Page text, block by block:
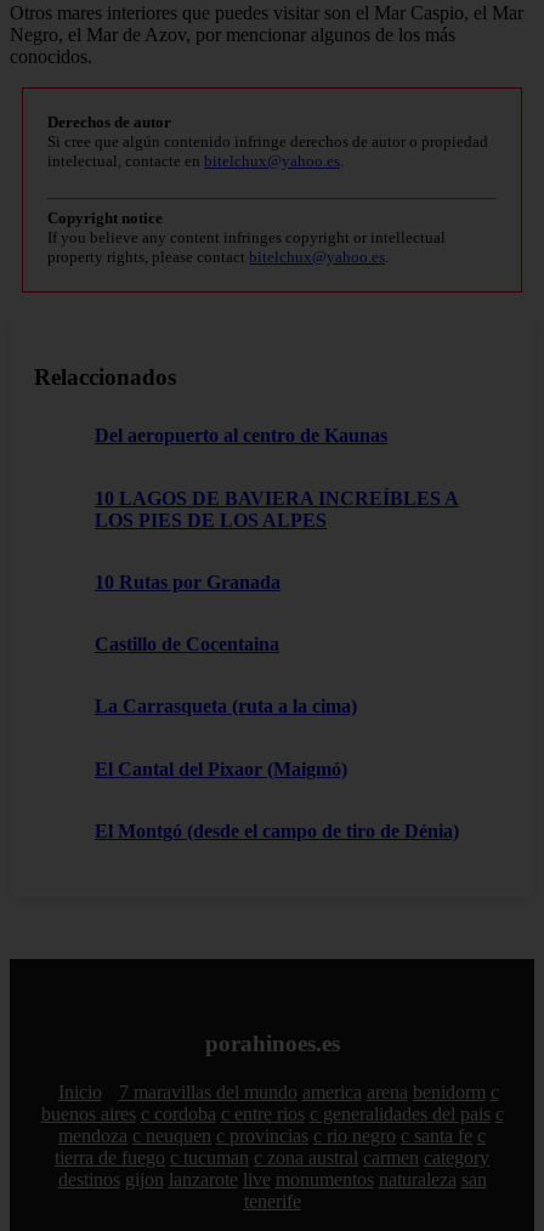
Otros mares interiores que puedes visitar son el Mar Caspio, el Mar
Negro, el Mar de Azov, por mencionar algunos de los más
conocidos.
Derechos de autor
Si cree que algún contenido infringe derechos de autor o propiedad
intelectual, contacte en bitelchux@yahoo.es
Copyright notice
If you believe any content infringes copyright or intellectual
property rights, please contact bitelchux@yahoo.es
Relaccionados
Del aeropuerto al centro de Kaunas
10 LAGOS DE BAVIERA INCREÍBLES A
LOS PIES DE LOS ALPES
10 Rutas por Granada
Castillo de Cocentaina
La Carrasqueta (ruta a la cima)
El Cantal del Pixaor (Maigmó)
El Montgó (desde el campo de tiro de Dénia)
porahinoes.es
Inicio 7 maravillas del mundo america arena benidorm c
buenos aires c cordoba c entre rios c generalidades del pais c
mendoza c neuquen c provincias c rio negro c santa fe c
tierra de fuego c tucuman c zona austral carmen category
destinos gijon lanzarote live monumentos naturaleza san
tenerife